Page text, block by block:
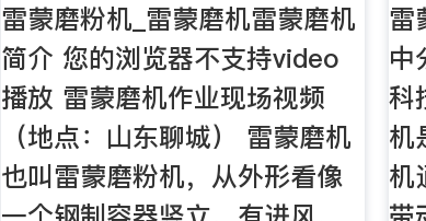
雷蒙磨粉机_雷蒙磨机雷蒙磨机
简介 您的浏览器不支持video
播放 雷蒙磨机作业现场视频
（地点：山东聊城） 雷蒙磨机
也叫雷蒙磨粉机，从外形看像
雷
中
科
机
机